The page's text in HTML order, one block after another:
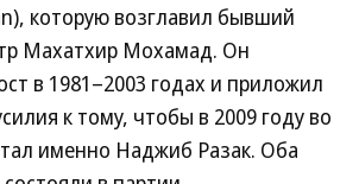
которую возглавил бывший
Махатхир Мохамад. Он
в 1981–2003 годах и приложил
к тому, чтобы в 2009 году во
именно Наджиб Разак. Оба